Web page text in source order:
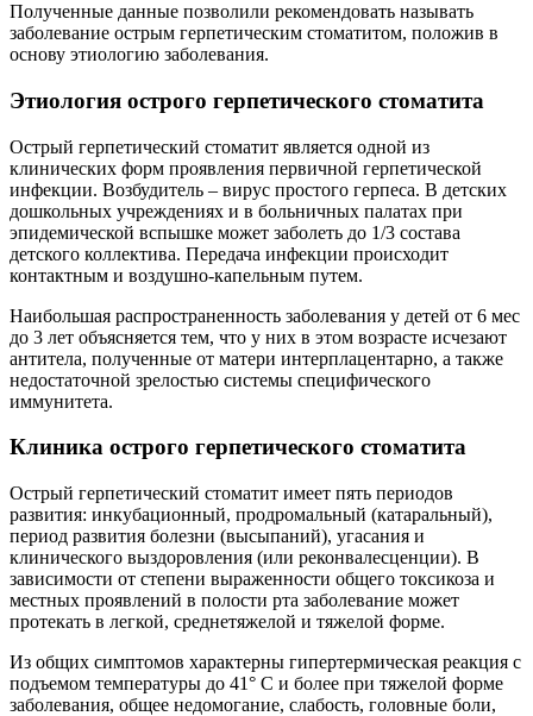
Полученные данные позволили рекомендовать называть
заболевание острым герпетическим стоматитом, положив в
основу этиологию заболевания.
Этиология острого герпетического стоматита
Острый герпетический стоматит является одной из
клинических форм проявления первичной герпетической
инфекции. Возбудитель – вирус простого герпеса. В детских
дошкольных учреждениях и в больничных палатах при
эпидемической вспышке может заболеть до 1/3 состава
детского коллектива. Передача инфекции происходит
контактным и воздушно-капельным путем.
Наибольшая распространенность заболевания у детей от 6 мес
до 3 лет объясняется тем, что у них в этом возрасте исчезают
антитела, полученные от матери интерплацентарно, а также
недостаточной зрелостью системы специфического
иммунитета.
Клиника острого герпетического стоматита
Острый герпетический стоматит имеет пять периодов
развития: инкубационный, продромальный (катаральный),
период развития болезни (высыпаний), угасания и
клинического выздоровления (или реконвалесценции). В
зависимости от степени выраженности общего токсикоза и
местных проявлений в полости рта заболевание может
протекать в легкой, среднетяжелой и тяжелой форме.
Из общих симптомов характерны гипертермическая реакция с
подъемом температуры до 41° С и более при тяжелой форме
заболевания, общее недомогание, слабость, головные боли,